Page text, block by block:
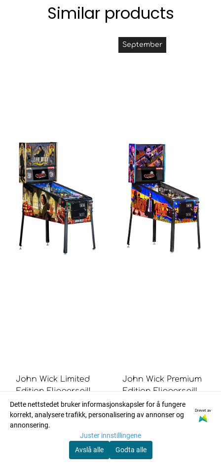
Similar products
John Wick Limited
Edition Flipperspill -
Stern ...
Ikke på lager
September
John Wick Premium
Edition Flipperspill -
Stern ...
12 748.75
Ikke på lager
Dette nettstedet bruker informasjonskapsler for å fungere
korrekt, analysere trafikk, personalisering av annonser og
annonsering.
Drevet av
Juster innstillingene
Avslå alle
Godta alle